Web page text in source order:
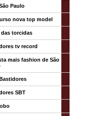
Paulo
nova top model
das torcidas
tv record
mais fashion de São
SBT